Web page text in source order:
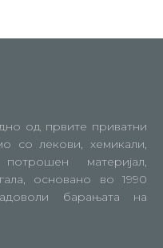
од првите приватни
со лекови, хемикали,
материјал,
основано во 1990
барањата на